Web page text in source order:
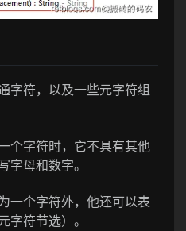
字符，以及一些元字符组
个字符时，它不具有其他
字母和数字。
一个字符外，他还可以表
字符节选）。